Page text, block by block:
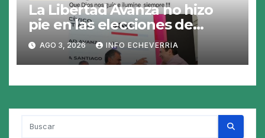
La Libertad Avanza no hizo
pie en las elecciones de
Santiago del Estero y perdió
en los 26 municipios
AGO 3, 2026 INFO ECHEVERRIA